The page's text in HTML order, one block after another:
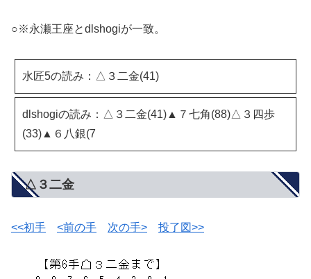
○※永瀬王座とdlshogiが一致。
水匠5の読み：△３二金(41)
dlshogiの読み：△３二金(41)▲７七角(88)△３四歩
(33)▲６八銀(7
△３二金
<<初手 <前の手 次の手> 投了図>>